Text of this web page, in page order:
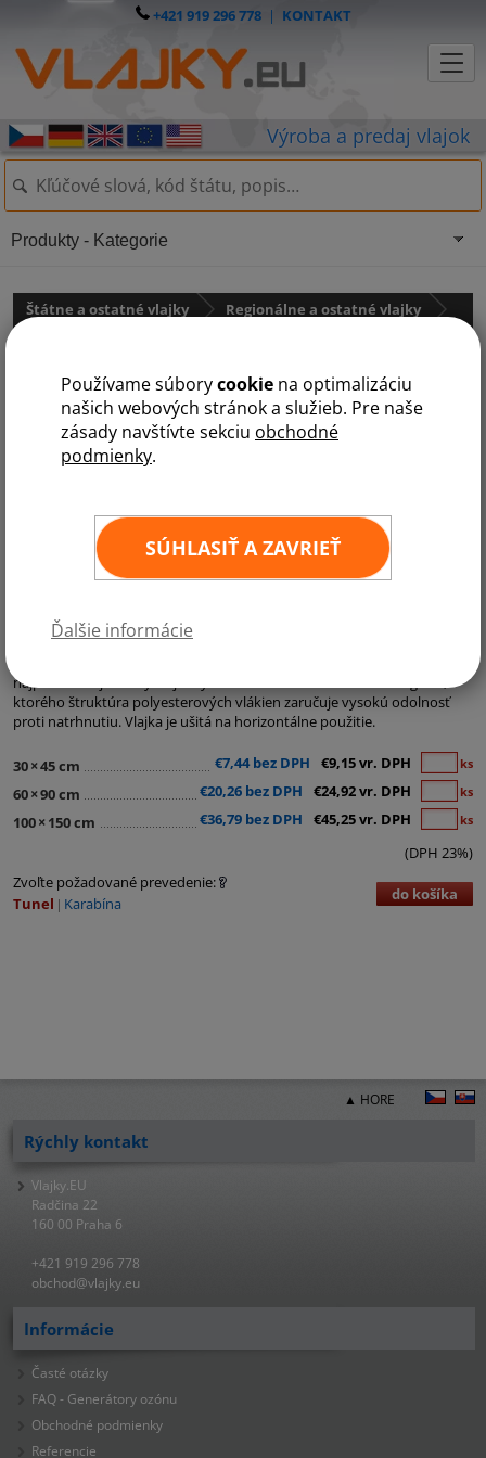
Používame súborycookie na optimalizáciu
našich webových stránok a služieb. Pre naše
zásady navštívte sekciu obchodné
podmienky.
SÚHLASIŤ A ZAVRIEŤ
Ďalšie informácie
+421 919 296 778| KONTAKT
Štátne a ostatné vlajky
Regionálne a ostatné vlajky
Rómska vlajka
Kategórie:
najpoužívanejší lesklý vlajkový materiál s hmotnosťou cca 120g/m2,
ktorého štruktúra polyesterových vlákien zaručuje vysokú odolnosť
proti natrhnutiu. Vlajka je ušitá na horizontálne použitie.
30×45 cm €7,44 bez DPH €9,15 vr. DPH ks
60×90 cm €20,26 bez DPH €24,92 vr. DPH ks
100× 150 cm €36,79 bez DPH €45,25 vr. DPH ks
(DPH 23%)
Zvoľte požadované prevedenie:
Tunel
Karabína do košíka
Produkty - Kategorie
▲ HORE
Rýchly kontakt
Vlajky.EU
Radčina 22
160 00 Praha 6
+421 919 296 778
obchod@vlajky.eu
Informácie
Časté otázky
FAQ - Generátory ozónu
Obchodné podmienky
Referencie